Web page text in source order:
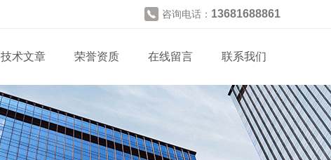
咨询电话： 13681688861
技术文章 荣誉资质 在线留言 联系我们